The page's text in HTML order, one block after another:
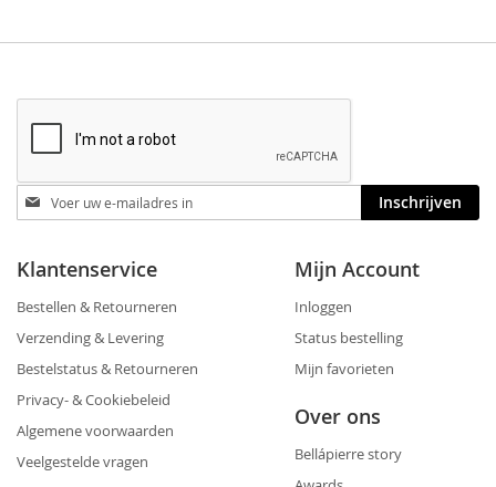
Blijf
op
hoogte
Inschrijven
Klantenservice
Bestellen & Retourneren
Verzending & Levering
Bestelstatus & Retourneren
Privacy- & Cookiebeleid
Algemene voorwaarden
Veelgestelde vragen
Mijn Account
Inloggen
Status bestelling
Mijn favorieten
Over ons
Bellápierre story